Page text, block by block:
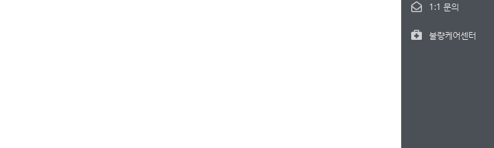
1:1 문의
불량케어센터